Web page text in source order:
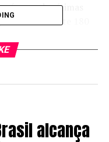
número de vítimas
180
de café que teria
Minas Gerais e de
além de Franca
o alcance do caso e
alcança